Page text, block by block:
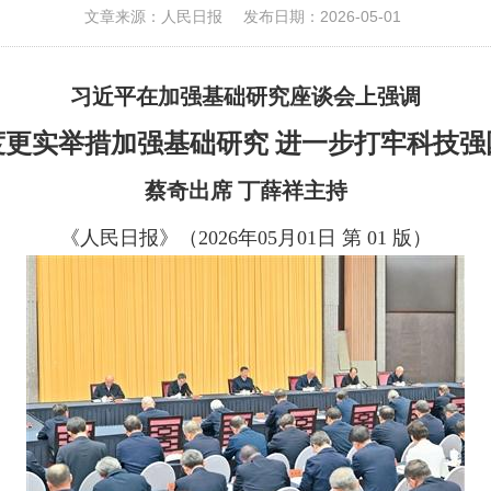
文章来源：人民日报 发布日期：2026-05-01
习近平在加强基础研究座谈会上强调
实举措加强基础研究 进一步打牢科技
蔡奇出席 丁薛祥主持
《人民日报》（ 2026年05月 01 日 第 01 版）